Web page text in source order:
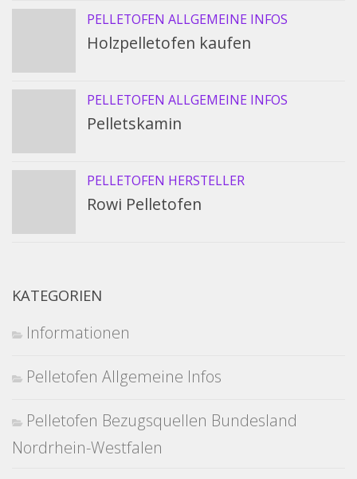
PELLETOFEN ALLGEMEINE INFOS
Holzpelletofen kaufen
PELLETOFEN ALLGEMEINE INFOS
Pelletskamin
PELLETOFEN HERSTELLER
Rowi Pelletofen
KATEGORIEN
Informationen
Pelletofen Allgemeine Infos
Pelletofen Bezugsquellen Bundesland
Nordrhein-Westfalen